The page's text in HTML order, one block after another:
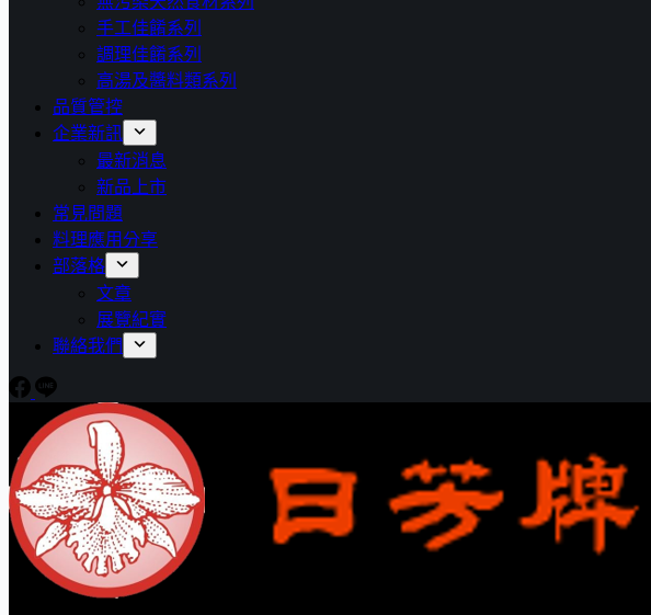
手工佳餚系列
調理佳餚系列
高湯及醬料類系列
品質管控
企業新訊
最新消息
新品上市
常見問題
料理應用分享
部落格
文章
展覽紀實
聯絡我們